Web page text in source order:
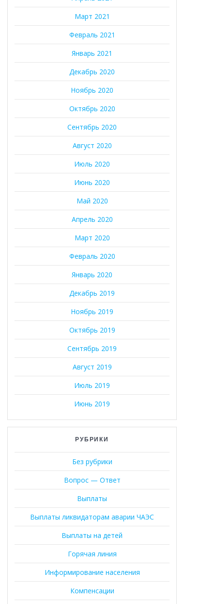
Март 2021
Февраль 2021
Январь 2021
Декабрь 2020
Ноябрь 2020
Октябрь 2020
Сентябрь 2020
Август 2020
Июль 2020
Июнь 2020
Май 2020
Апрель 2020
Март 2020
Февраль 2020
Январь 2020
Декабрь 2019
Ноябрь 2019
Октябрь 2019
Сентябрь 2019
Август 2019
Июль 2019
Июнь 2019
РУБРИКИ
Без рубрики
Вопрос — Ответ
Выплаты
Выплаты ликвидаторам аварии ЧАЭС
Выплаты на детей
Горячая линия
Информирование населения
Компенсации